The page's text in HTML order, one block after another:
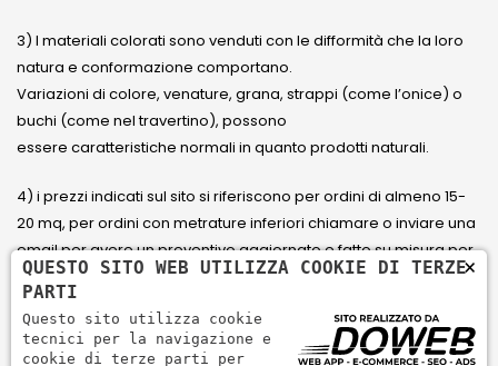
3) I materiali colorati sono venduti con le difformità che la loro
natura e conformazione comportano.
Variazioni di colore, venature, grana, strappi (come l’onice) o
buchi (come nel travertino), possono
essere caratteristiche normali in quanto prodotti naturali.
4) i prezzi indicati sul sito si riferiscono per ordini di almeno 15-
20 mq, per ordini con metrature inferiori chiamare o inviare una
email per avere un preventivo aggiornato e fatto su misura per
il cliente.
5) Paga con Carta di credito Visa, Visa Electron, Maestro,
Mastercard tramite il circuito PayPal. PayPal serve per pagare,
×
QUESTO SITO WEB UTILIZZA COOKIE DI TERZE
PARTI
Questo sito utilizza cookie
tecnici per la navigazione e
cookie di terze parti per